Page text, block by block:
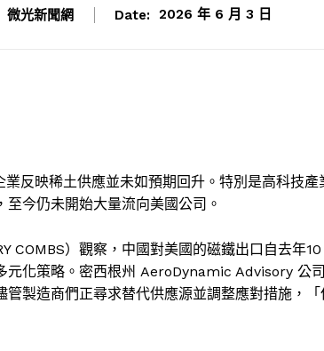
微光新聞網 Date: 2026 年 6 月 3 日
反映稀土供應並未如預期回升。特別是高科技產
今仍未開始大量流向美國公司。
COMBS）觀察，中國對美國的磁鐵出口自去年10
元化策略。密西根州 AeroDynamic Advisory 公
管製造商們正尋求替代供應源並調整應對措施，「